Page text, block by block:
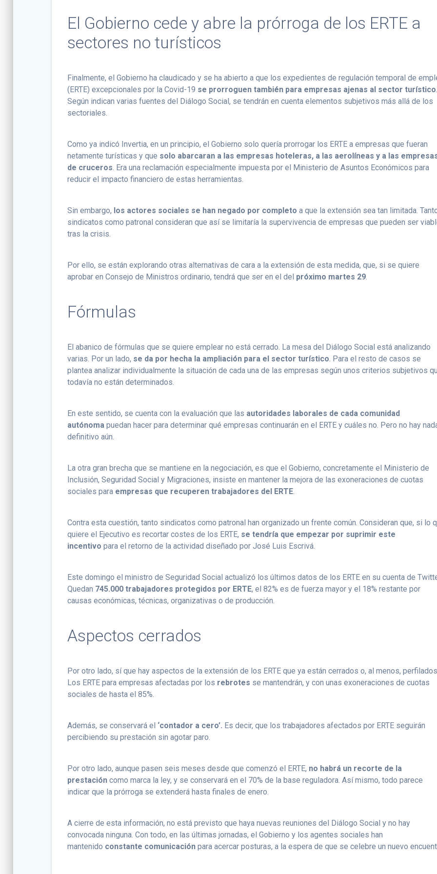
El Gobierno cede y abre la prórroga de los ERTE a
sectores no turísticos
Finalmente, el Gobierno ha claudicado y se ha abierto a que los expedientes de regulación temporal de
(ERTE) excepcionales por la Covid-19 se prorroguen también para empresas ajenas al sector turístico
Según indican varias fuentes del Diálogo Social, se tendrán en cuenta elementos subjetivos más allá de los
sectoriales.
Como ya indicó Invertia, en un principio, el Gobierno solo quería prorrogar los ERTE a empresas que fueran
netamente turísticas y que solo abarcaran a las empresas hoteleras, a las aerolíneas y a las
de cruceros . Era una reclamación especialmente impuesta por el Ministerio de Asuntos Económicos para
reducir el impacto financiero de estas herramientas.
Sin embargo, los actores sociales se han negado por completo a que la extensión sea tan limitada.
sindicatos como patronal consideran que así se limitaría la supervivencia de empresas que pueden ser
tras la crisis.
Por ello, se están explorando otras alternativas de cara a la extensión de esta medida, que, si se quiere
aprobar en Consejo de Ministros ordinario, tendrá que ser en el del próximo martes 29
Fórmulas
El abanico de fórmulas que se quiere emplear no está cerrado. La mesa del Diálogo Social está analizando
varias. Por un lado, se da por hecha la ampliación para el sector turístico . Para el resto de casos se
plantea analizar individualmente la situación de cada una de las empresas según unos criterios subjetivos
todavía no están determinados.
En este sentido, se cuenta con la evaluación que las autoridades laborales de cada comunidad
autónoma puedan hacer para determinar qué empresas continuarán en el ERTE y cuáles no. Pero no hay
definitivo aún.
La otra gran brecha que se mantiene en la negociación, es que el Gobierno, concretamente el Ministerio de
Inclusión, Seguridad Social y Migraciones, insiste en mantener la mejora de las exoneraciones de cuotas
sociales para empresas que recuperen trabajadores del ERTE
Contra esta cuestión, tanto sindicatos como patronal han organizado un frente común. Consideran que, si lo
quiere el Ejecutivo es recortar costes de los ERTE, se tendría que empezar por suprimir este
incentivo para el retorno de la actividad diseñado por José Luis Escrivá.
Este domingo el ministro de Seguridad Social actualizó los últimos datos de los ERTE en su cuenta de
Quedan 745.000 trabajadores protegidos por ERTE, el 82% es de fuerza mayor y el 18% restante por
causas económicas, técnicas, organizativas o de producción.
Aspectos cerrados
Por otro lado, sí que hay aspectos de la extensión de los ERTE que ya están cerrados o, al menos, perfilados.
Los ERTE para empresas afectadas por los rebrotes se mantendrán, y con unas exoneraciones de cuotas
sociales de hasta el 85%.
Además, se conservará el ‘contador a cero’. Es decir, que los trabajadores afectados por ERTE seguirán
percibiendo su prestación sin agotar paro.
Por otro lado, aunque pasen seis meses desde que comenzó el ERTE, no habrá un recorte de la
prestación como marca la ley, y se conservará en el 70% de la base reguladora. Así mismo, todo parece
indicar que la prórroga se extenderá hasta finales de enero.
A cierre de esta información, no está previsto que haya nuevas reuniones del Diálogo Social y no hay
convocada ninguna. Con todo, en las últimas jornadas, el Gobierno y los agentes sociales han
mantenido constante comunicación para acercar posturas, a la espera de que se celebre un nuevo